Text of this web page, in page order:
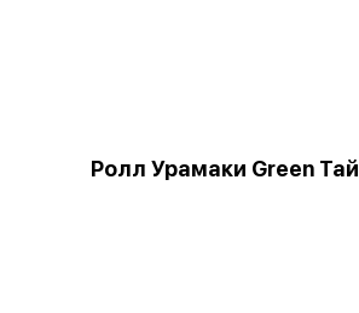
Ролл Урамаки Green Тай